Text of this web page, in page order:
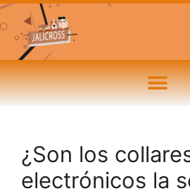
¿Son los
electrónicos la